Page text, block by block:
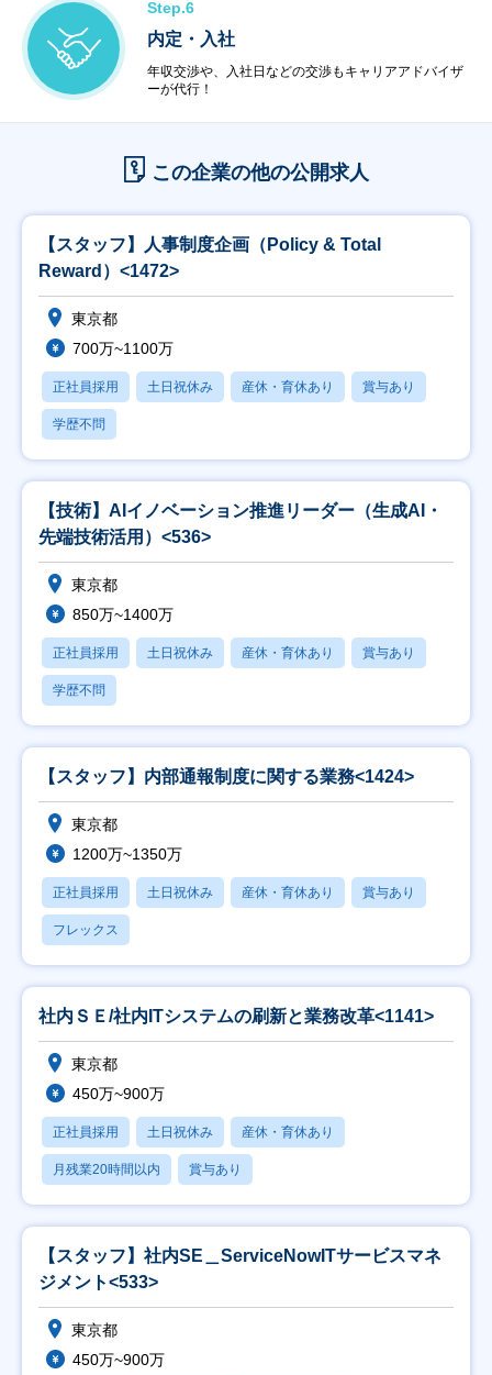
Step.6
内定・入社
年収交渉や、入社日などの交渉もキャリアアドバイザ
ーが代行！
この企業の他の公開求人
【スタッフ】人事制度企画（Policy & Total
Reward）<1472>
東京都
700万~1100万
正社員採用 土日祝休み 産休・育休あり 賞与あり
学歴不問
【技術】AIイノベーション推進リーダー（生成AI・
先端技術活用）<536>
東京都
850万~1400万
正社員採用 土日祝休み 産休・育休あり 賞与あり
学歴不問
【スタッフ】内部通報制度に関する業務<1424>
東京都
1200万~1350万
正社員採用 土日祝休み 産休・育休あり 賞与あり
フレックス
社内ＳＥ/社内ITシステムの刷新と業務改革<1141>
東京都
450万~900万
正社員採用 土日祝休み 産休・育休あり
月残業20時間以内 賞与あり
【スタッフ】社内SE＿ServiceNowITサービスマネ
ジメント<533>
東京都
450万~900万